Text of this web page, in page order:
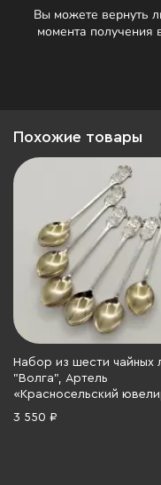
Вы можете вернуть
момента получения
Похожие товары
Набор из шести чайных
"Волга", Артель
«Красносельский
мельхиор (медь-никель),
3 550 ₽